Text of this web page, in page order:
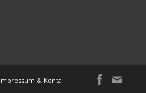
Impressum & Kontakt powered by Enfold